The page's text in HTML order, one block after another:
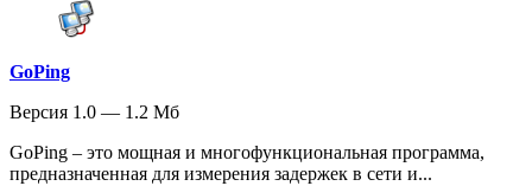
GoPing
Версия 1.0 — 1.2 Мб
GoPing – это мощная и многофункциональная программа,
предназначенная для измерения задержек в сети и...